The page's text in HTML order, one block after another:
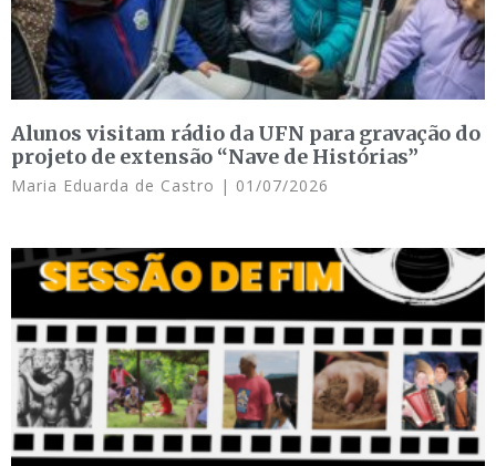
Alunos visitam rádio da UFN para gravação do
projeto de extensão “Nave de Histórias”
Maria Eduarda de Castro 01/07/2026